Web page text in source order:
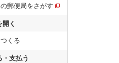
郵便局をさがす
開く
くる
・支払う